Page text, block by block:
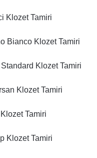
Klozet Tamiri
Bianco Klozet Tamiri
Klozet Tamiri
Klozet Tamiri
Tamiri
Klozet Tamiri